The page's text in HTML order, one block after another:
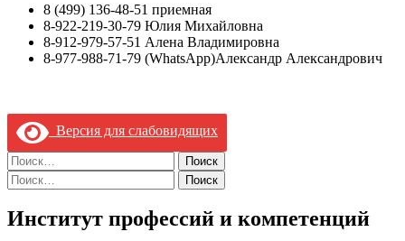
8 (499) 136-48-51 приемная
8-922-219-30-79 Юлия Михайловна
8-912-979-57-51 Алена Владимировна
8-977-988-71-79 (WhatsApp)Александр Александрович
Версия для слабовидящих
Найти:
Найти:
Институт профессий и компетенций